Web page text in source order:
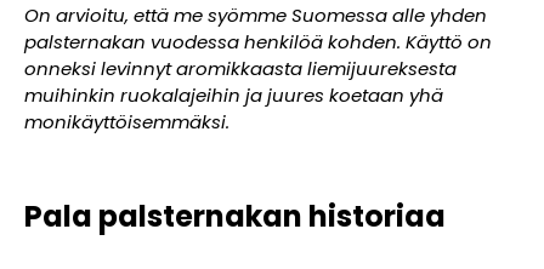
On arvioitu, että me syömme Suomessa alle yhden
palsternakan vuodessa henkilöä kohden. Käyttö on
onneksi levinnyt aromikkaasta liemijuureksesta
muihinkin ruokalajeihin ja juures koetaan yhä
monikäyttöisemmäksi.
Pala palsternakan historiaa